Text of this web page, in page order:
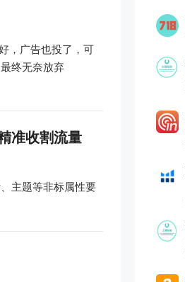
，广告也投了，可
终无奈放弃
准收割流量
主题等非标属性要